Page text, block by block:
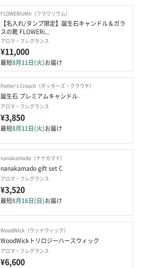
FLOWERiUM®（フラワリウム）
【名入れ/タンプ限定】誕生石キャンドル＆ガラ
スの靴 FLOWERi...
アロマ・フレグランス
¥11,000
最短8月11日(火)お届け
Potter's Crouch（ポッターズ・クラウチ）
誕生石 プレミアムキャンドル
アロマ・フレグランス
¥3,850
最短8月11日(火)お届け
nanakamado（ナナカマド）
nanakamado gift set C
アロマ・フレグランス
¥3,520
最短8月16日(日)お届け
WoodWick（ウッドウィック）
WoodWickトリロジーハースウィック
アロマ・フレグランス
¥6,600